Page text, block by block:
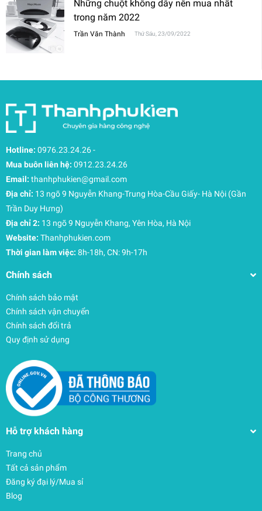
Những chuột không dây nên mua nhất
trong năm 2022
Trần Văn Thành Thứ Sáu, 23/09/2022
Hotline: 0976.23.24.26-
Mua buôn liên hệ: 0912.23.24.26
Email: thanhphukien@gmail.com
Địa chỉ: 13 ngõ 9 Nguyễn Khang-Trung Hòa-Cầu Giấy- Hà Nội (Gần
Trần Duy Hưng)
Địa chỉ 2: 13 ngõ 9 Nguyễn Khang, Yên Hòa, Hà Nội
Website: Thanhphukien.com
Thời gian làm việc: 8h-18h, CN: 9h-17h
Chính sách
Chính sách bảo mật
Chính sách vận chuyển
Chính sách đổi trả
Quy định sử dụng
Hỗ trợ khách hàng
Trang chủ
Tất cả sản phẩm
Đăng ký đại lý/Mua sỉ
Blog